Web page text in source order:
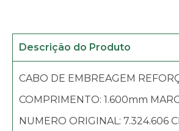
Descrição do Produto
CABO DE EMBREAGEM
COMPRIMENTO: 1.600mm
NUMERO ORIGINAL: 7.324.606